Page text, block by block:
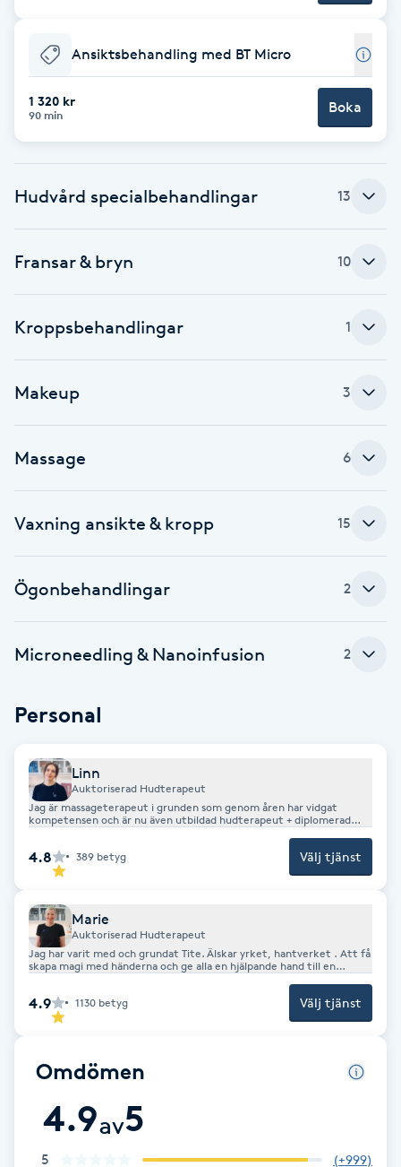
Diamantslipning
E
Enzympeeling
Extensions
Eyeliner-tatuering
F
Face framing
Fet hårbotten
Fettreducering
Fotsvamp
Fotvård
Fransar
Fransborttagning
Fransförlängning
Fransförlängning Megavolym
Fransförlängning Volym
Ansiktsbehandling med BT Micro
1 320 kr
90 min Boka
Hudvård specialbehandlingar 13
Fransar & bryn 10
Kroppsbehandlingar 1
Makeup 3
Massage 6
Vaxning ansikte & kropp 15
Ögonbehandlingar 2
Microneedling & Nanoinfusion 2
Personal
Linn
Auktoriserad Hudterapeut
Jag är massageterapeut i grunden som genom åren har vidgat
kompetensen och är nu även utbildad hudterapeut + diplomerad
4.8 389 betyg Välj tjänst
Marie
Auktoriserad Hudterapeut
Jag har varit med och grundat Tite. Älskar yrket, hantverket . Att få
skapa magi med händerna och ge alla en hjälpande hand till en
4.9 1130 betyg Välj tjänst
Omdömen
4.9av5
5 (+999)